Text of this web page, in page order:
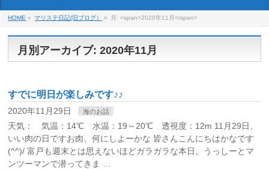
HOME » マリステ日記(旧ブログ） » 月: <span>2020年11月</span>
月別アーカイブ: 2020年11月
すでに明日が楽しみです♪♪
2020年11月29日 海のお話
天気： 気温：14℃ 水温：19～20℃ 透視度：12m 11月29日、
いい肉の日ですお肉、何にしよーかな 皆さんこんにちはかなです
(^^)/ 富戸も週末とは思えないほどガラガラな本日。うっしーとマ
ンツーマンで潜ってきま …